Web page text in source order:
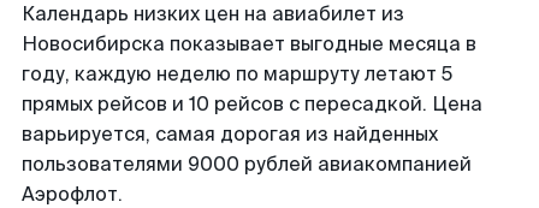
Календарь низких цен на авиабилет из
Новосибирска показывает выгодные месяца в
году, каждую неделю по маршруту летают 5
прямых рейсов и 10 рейсов с пересадкой. Цена
варьируется, самая дорогая из найденных
пользователями 9000 рублей авиакомпанией
Аэрофлот.